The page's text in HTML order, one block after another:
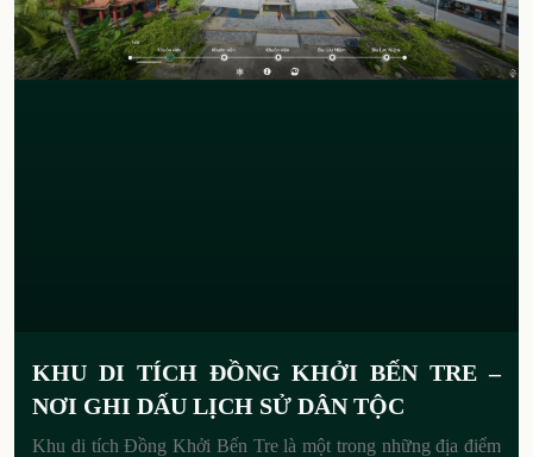
KHU DI TÍCH ĐỒNG KHỞI BẾN TRE –
NƠI GHI DẤU LỊCH SỬ DÂN TỘC
Khu di tích Đồng Khởi Bến Tre là một trong những địa điểm